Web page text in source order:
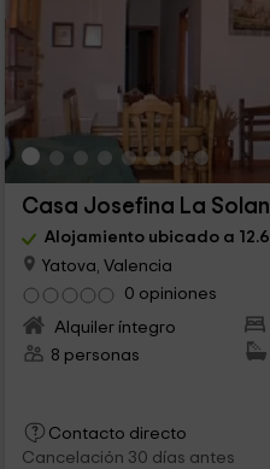
Casa Josefina La
Alojamiento ubicado a
Yatova, Valencia
0 opiniones
Alquiler íntegro
8 personas
Contacto directo
Cancelación 30 días antes